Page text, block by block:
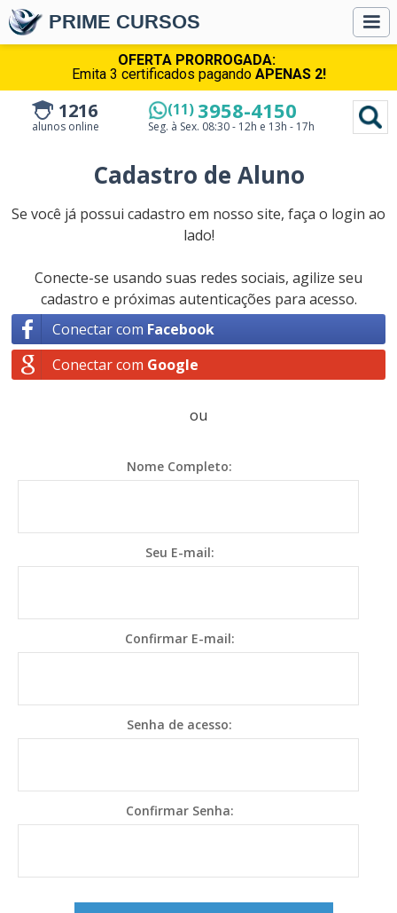
OFERTA PRORROGADA:
Emita 3 certificados pagando APENAS 2!
PRIME CURSOS
1216
alunos online
(11) 3958-4150
Seg. à Sex. 08:30 - 12h e 13h - 17h
Cadastro de Aluno
Se você já possui cadastro em nosso site, faça o login ao
lado!
Conecte-se usando suas redes sociais, agilize seu
cadastro e próximas autenticações para acesso.
Conectar com Facebook
Conectar com Google
ou
Nome Completo:
Seu E-mail:
Confirmar E-mail:
Senha de acesso:
Confirmar Senha: